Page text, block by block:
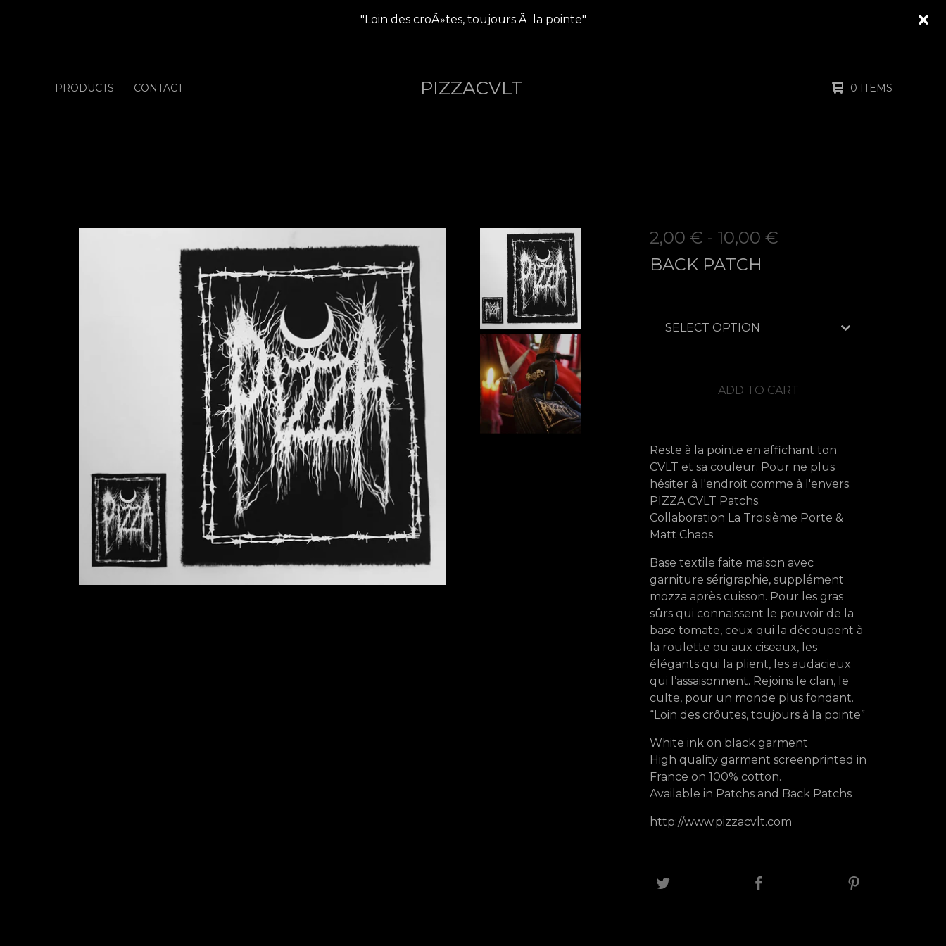
"Loin des croÃ»tes, toujours Ã la pointe"
PRODUCTS CONTACT PIZZACVLT 0 ITEMS
2,00 € - 10,00 €
BACK PATCH
ADD TO CART
Reste à la pointe en affichant ton
CVLT et sa couleur. Pour ne plus
hésiter à l'endroit comme à l'envers.
PIZZA CVLT Patchs.
Collaboration La Troisième Porte &
Matt Chaos
Base textile faite maison avec
garniture sérigraphie, supplément
mozza après cuisson. Pour les gras
sûrs qui connaissent le pouvoir de la
base tomate, ceux qui la découpent à
la roulette ou aux ciseaux, les
élégants qui la plient, les audacieux
qui l’assaisonnent. Rejoins le clan, le
culte, pour un monde plus fondant.
“Loin des crôutes, toujours à la pointe”
White ink on black garment
High quality garment screenprinted in
France on 100% cotton.
Available in Patchs and Back Patchs
http://www.pizzacvlt.com